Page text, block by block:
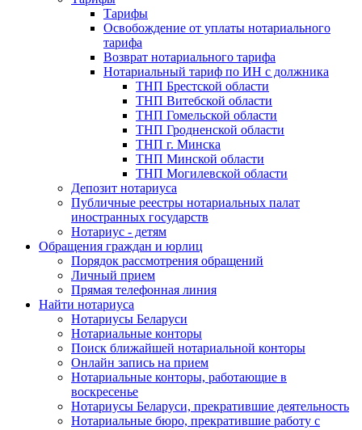
Тарифы
Освобождение от уплаты нотариального
тарифа
Возврат нотариального тарифа
Нотариальный тариф по ИН с должника
ТНП Брестской области
ТНП Витебской области
ТНП Гомельской области
ТНП Гродненской области
ТНП г. Минска
ТНП Минской области
ТНП Могилевской области
Депозит нотариуса
Публичные реестры нотариальных палат
иностранных государств
Нотариус - детям
Обращения граждан и юрлиц
Порядок рассмотрения обращений
Личный прием
Прямая телефонная линия
Найти нотариуса
Нотариусы Беларуси
Нотариальные конторы
Поиск ближайшей нотариальной конторы
Онлайн запись на прием
Нотариальные конторы, работающие в
воскресенье
Нотариусы Беларуси, прекратившие деятельность
Нотариальные бюро, прекратившие работу с